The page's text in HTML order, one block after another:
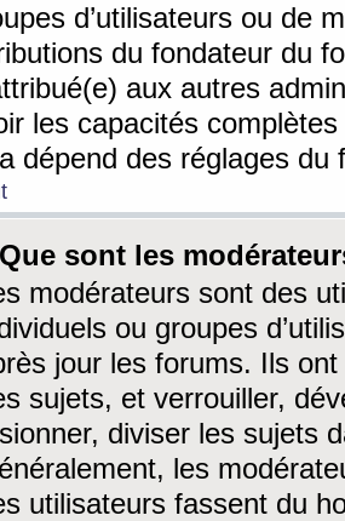
d’utilisateurs ou de
du fondateur du
aux autres
les capacités
dépend des réglages du
sont les
modérateurs sont des
ou groupes
jour les forums. Ils ont
sujets, et verrouiller,
diviser les sujets
les
utilisateurs fassent du